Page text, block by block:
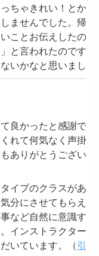
ちゃきれい！とか
ませんでした。帰
ことお伝えしたの
と言われたのです
いかなと思いました
良かったと感謝で
れて何気なく声掛
ありがとうございま
イプのクラスがあ
分にさせてもらえ
など自然に意識す
インストラクター
いています。（引用